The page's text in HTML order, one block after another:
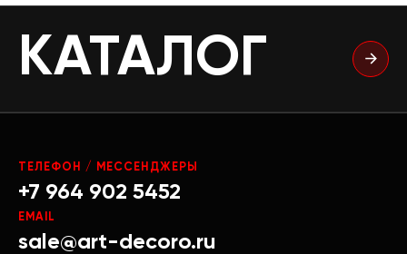
КАТАЛОГ
ТЕЛЕФОН / МЕССЕНДЖЕРЫ
+7 964 902 5452
EMAIL
sale@art-decoro.ru